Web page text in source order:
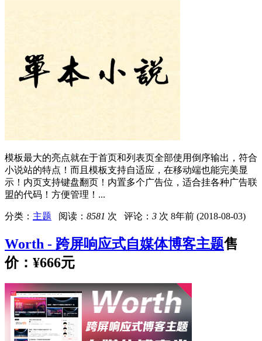
模板最大的亮点就在于首页和列表页全部使用倒序输出，符合
小说站的特点！而且模板支持自适应，在移动端也能完美显
示！内页支持键盘翻页！内置多个广告位，适合挂各种广告联
盟的代码！方便管理！...
分类： 主题 阅读： 8581 次 评论： 3 次 8年前 (2018-08-03)
Worth - 跨屏响应式自媒体博客主题售
价： ¥666元